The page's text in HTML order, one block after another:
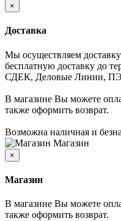
×
Доставка
Мы осуществляем
бесплатную доставку до
СДЕК, Деловые Линии,
В магазине Вы можете
также оформить возврат.
Возможна наличная и
Магазин
×
Магазин
В магазине Вы можете
также оформить возврат.